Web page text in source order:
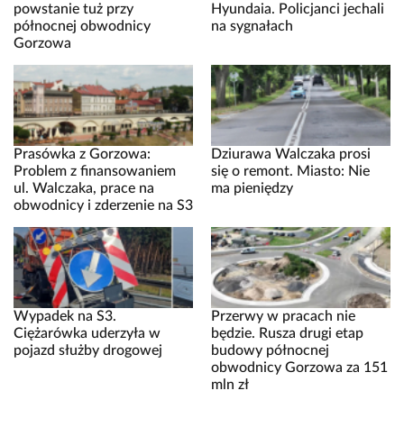
powstanie tuż przy
północnej obwodnicy
Gorzowa
Hyundaia. Policjanci jechali
na sygnałach
Prasówka z Gorzowa:
Problem z finansowaniem
ul. Walczaka, prace na
obwodnicy i zderzenie na S3
Dziurawa Walczaka prosi
się o remont. Miasto: Nie
ma pieniędzy
Wypadek na S3.
Ciężarówka uderzyła w
pojazd służby drogowej
Przerwy w pracach nie
będzie. Rusza drugi etap
budowy północnej
obwodnicy Gorzowa za 151
mln zł